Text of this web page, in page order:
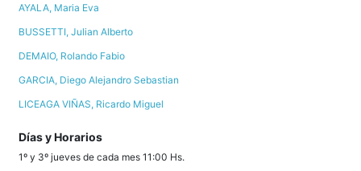
AYALA, Maria Eva
BUSSETTI, Julian Alberto
DEMAIO, Rolando Fabio
GARCIA, Diego Alejandro Sebastian
LICEAGA VIÑAS, Ricardo Miguel
Días y Horarios
1º y 3º jueves de cada mes 11:00 Hs.